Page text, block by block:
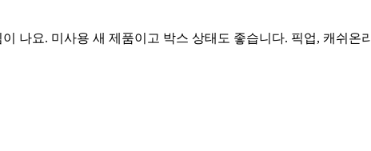
나요. 미사용 새 제품이고 박스 상태도 좋습니다. 픽업, 캐쉬온리